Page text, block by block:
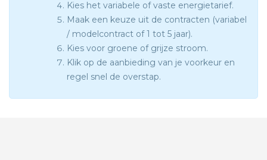
Kies het variabele of vaste energietarief.
Maak een keuze uit de contracten (variabel
/ modelcontract of 1 tot 5 jaar).
Kies voor groene of grijze stroom.
Klik op de aanbieding van je voorkeur en
regel snel de overstap.